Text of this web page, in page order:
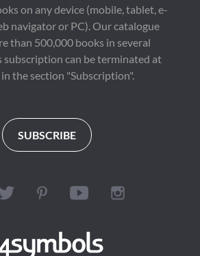
on any device (mobile, tablet, e-
navigator or PC). Our catalogue
than 500,000 books in several
subscription can be terminated at
the section "Subscription".
SUBSCRIBE